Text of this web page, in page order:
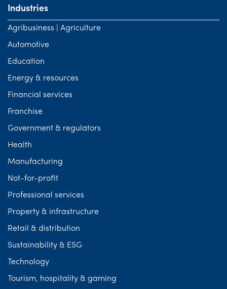
Industries
Agribusiness | Agriculture
Automotive
Education
Energy & resources
Financial services
Franchise
Government & regulators
Health
Manufacturing
Not-for-profit
Professional services
Property & infrastructure
Retail & distribution
Sustainability & ESG
Technology
Tourism, hospitality & gaming